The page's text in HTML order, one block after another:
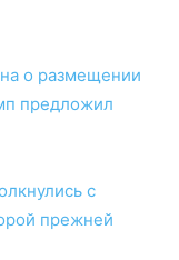
о размещении
предложил
с
прежней